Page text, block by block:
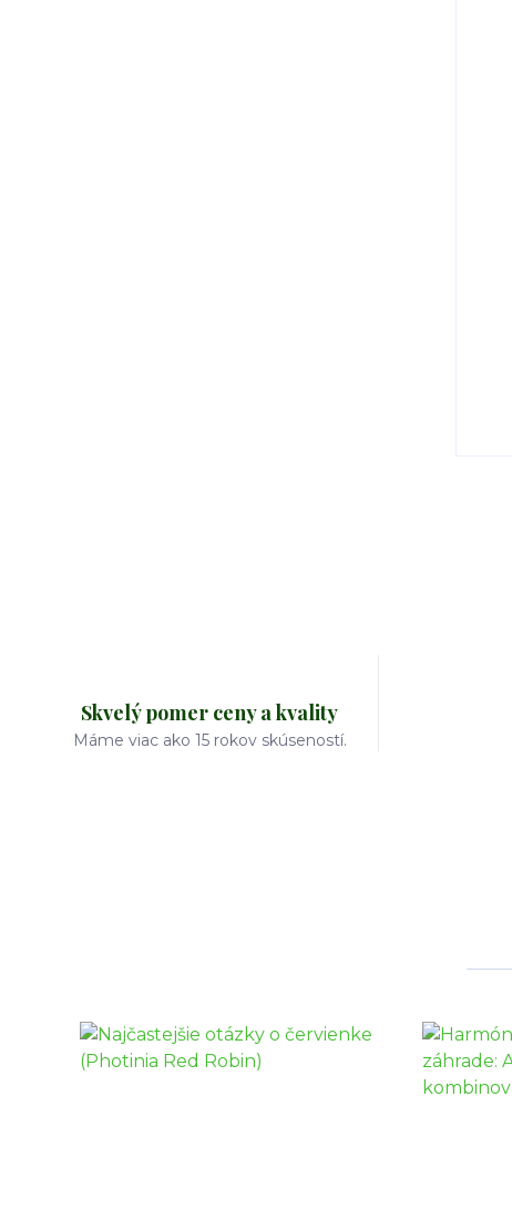
Skvelý pomer ceny a kvality
Máme viac ako 15 rokov skúseností.